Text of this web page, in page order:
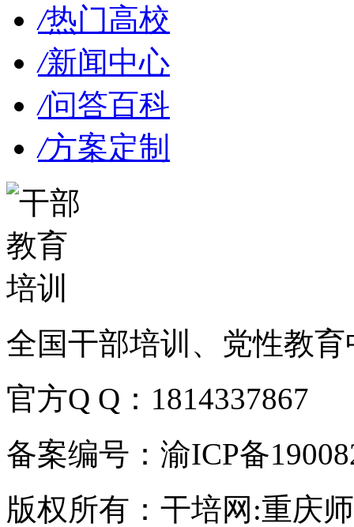
/热门高校
/新闻中心
/问答百科
/方案定制
全国干部培训、党性教
官方Q Q：1814337867
备案编号：渝ICP备
版权所有：干培网:重庆